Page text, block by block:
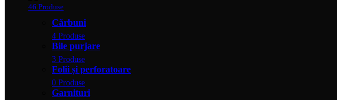
46 Produse
Cărbuni
4 Produse
Bile purjare
3 Produse
Folii și perforatoare
0 Produse
Garnituri